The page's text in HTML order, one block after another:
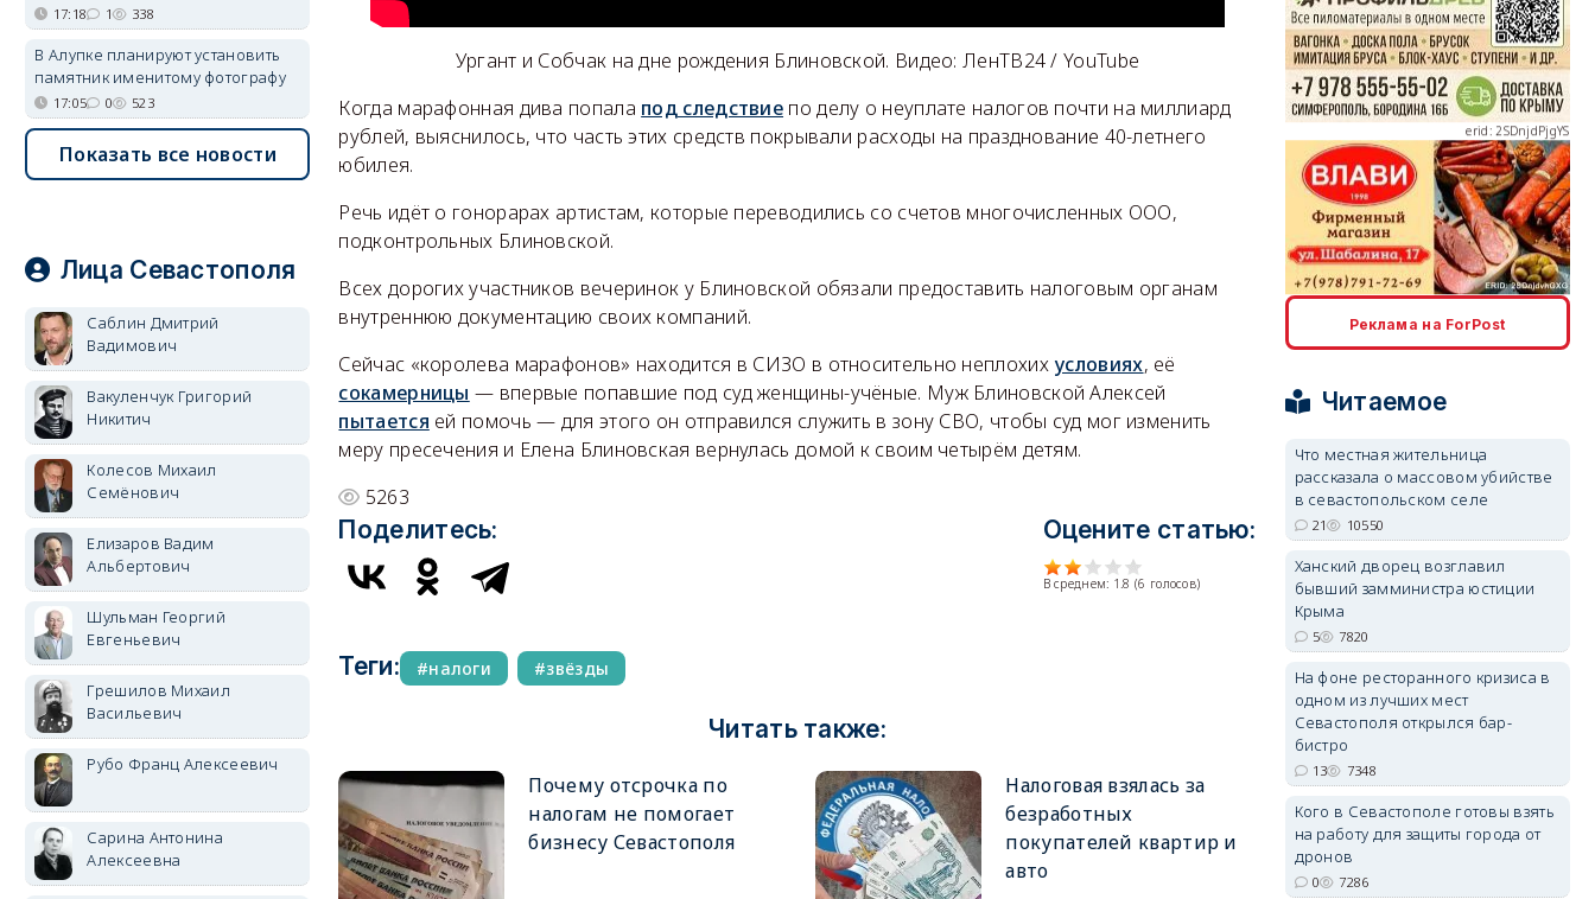
Ургант и Собчак на дне рождения Блиновской. Видео: ЛенТВ24 / YouTube
Когда марафонная дива попала под следствие по делу о неуплате налогов почти на миллиард
рублей, выяснилось, что часть этих средств покрывали расходы на празднование 40-летнего
юбилея.
Речь идёт о гонорарах артистам, которые переводились со счетов многочисленных ООО,
подконтрольных Блиновской.
Всех дорогих участников вечеринок у Блиновской обязали предоставить налоговым органам
внутреннюю документацию своих компаний.
Сейчас «королева марафонов» находится в СИЗО в относительно неплохихусловиях, её
сокамерницы — впервые попавшие под суд женщины-учёные. Муж Блиновской Алексей
пытается ей помочь — для этого он отправился служить в зону СВО, чтобы суд мог изменить
меру пресечения и Елена Блиновская вернулась домой к своим четырём детям.
5263
Поделитесь: Оцените статью:
В среднем: 1.8 (6 голосов)
Теги: налоги звёзды
Читать также:
Почему отсрочка по
налогам не помогает
бизнесу Севастополя
Налоговая взялась за
безработных
покупателей квартир и
авто
17:18 1 338
В Алупке планируют установить
памятник именитому фотографу
17:05 0 523
Показать все новости
Лица Севастополя
Саблин Дмитрий
Вадимович
Вакуленчук Григорий
Никитич
Колесов Михаил
Семёнович
Елизаров Вадим
Альбертович
Шульман Георгий
Евгеньевич
Грешилов Михаил
Васильевич
Рубо Франц Алексеевич
Сарина Антонина
Алексеевна
erid: 2SDnjdPjgYS
erid: 2SDnjdvhGXG
Реклама на ForPost
Читаемое
Что местная жительница
рассказала о массовом убийстве
в севастопольском селе
21 10550
Ханский дворец возглавил
бывший замминистра юстиции
Крыма
5 7820
На фоне ресторанного кризиса в
одном из лучших мест
Севастополя открылся бар-
бистро
13 7348
Кого в Севастополе готовы взять
на работу для защиты города от
дронов
0 7286